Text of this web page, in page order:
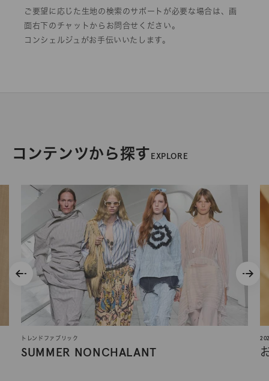
ご要望に応じた生地の検索のサポートが必要な場合は、画
面右下のチャットからお問合せください。
コンシェルジュがお手伝いいたします。
コンテンツから探すEXPLORE
トレンドファブリック
SUMMER NONCHALANT